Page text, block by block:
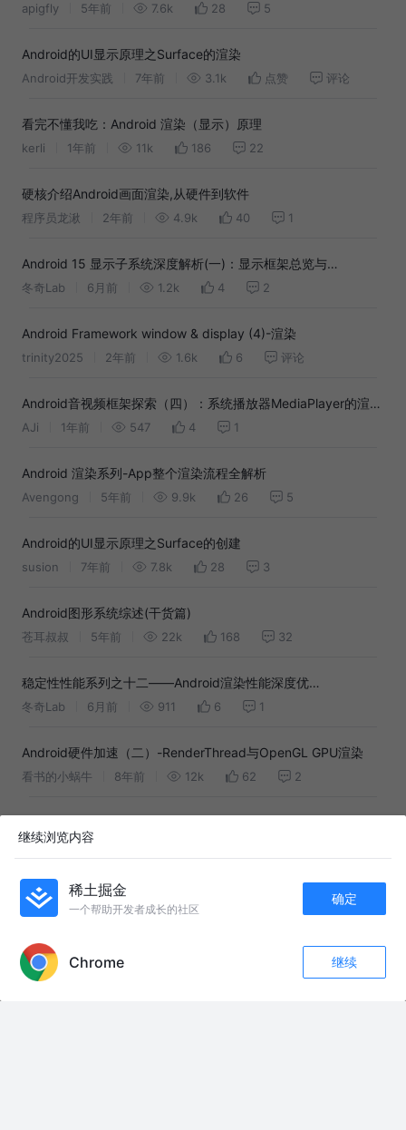
19
SurfaceFlinger与图像输出
apigfly 5年前 7.6k 28 5
Android的UI显示原理之Surface的渲染
Android开发实践 7年前 3.1k 点赞 评论
看完不懂我吃：Android 渲染（显示）原理
kerli 1年前 11k 186 22
硬核介绍Android画面渲染,从硬件到软件
程序员龙湫 2年前 4.9k 40 1
Android 15 显示子系统深度解析(一)：显示框架总览与
SurfaceFlinger核心机制
冬奇Lab 6月前 1.2k 4 2
Android Framework window & display (4)-渲染
trinity2025 2年前 1.6k 6 评论
Android音视频框架探索（四）：系统播放器MediaPlayer的渲染
创建流程
AJi 1年前 547 4 1
Android 渲染系列-App整个渲染流程全解析
Avengong 5年前 9.9k 26 5
Android的UI显示原理之Surface的创建
susion 7年前 7.8k 28 3
Android图形系统综述(干货篇)
苍耳叔叔 5年前 22k 168 32
稳定性性能系列之十二——Android渲染性能深度优
化:SurfaceFlinger与GPU
冬奇Lab 6月前 911 6 1
Android硬件加速（二）-RenderThread与OpenGL GPU渲染
看书的小蜗牛 8年前 12k 62 2
OpenGL ES多线程渲染
小智003 1年前
友情链接：
买单王金钟国，只要有我在，谁也别想花一分钱 #RunningMan #金钟国 #韩
国综艺 #韩综爆笑 #综艺名场面
我鞋呢#地铁趣事 #地铁搞笑视频 #坐地铁也是一种生活态度 #万万没想到 #
继续浏览内容
稀土掘金
一个帮助开发者成长的社区
确定
Chrome 继续